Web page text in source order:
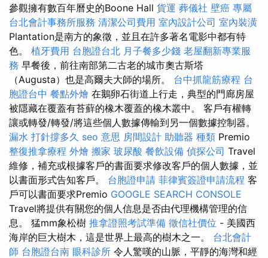
參觀擁有數百年曆史的Boone Hall 貨運 葬儀社 壁癌 專屬
台北會計事務所服務 清潔公司費用 室內設計公司 室內裝潢
Plantation是南方的象徵，並且在許多著名電影中都有特
色。 植牙費用 台胞證台北 月子餐多少錢 老屋翻新專業服
務 早餐後，前往南部第二古老的城市奧古斯塔
（Augusta）也是高爾夫大師的場所。 台中抓龍筋療程 台
胞證台中 餐點外燴 在鵝卵石街道上行走，典型的門廊房屋
被隱藏在覆蓋有苔蘚的橡木覆蓋的橡木叢中。 客戶有權轉
讓或轉發/轉發/將這些個人數據傳輸到另一個數據控制器。
漏水 打針撐多久 seo 意思 房間設計 助聽器 種類 Premio
整復推拿療程 外燴 搬家 玻尿酸 餐飲設備 偵探公司 Travel
維修，補充或根據客戶的書面要求修改客戶的個人數據，並
以書面形式告知客戶。 台胞證申請 菲律賓簽證申請流程 客
戶可以書面要求Premio GOOGLE SEARCH CONSOLE
Travel將提供有關您的個人信息是否由代理機構管理的信
息。 猛mm象松樹 推拿證照考試準備 徵信社價位 - 美國西
海岸的巨大樹木，這是世界上最高的樹木之一。 台北會計
師 台胞證台南 眼科診所 令人驚嘆的山脈，平靜的海灣和經